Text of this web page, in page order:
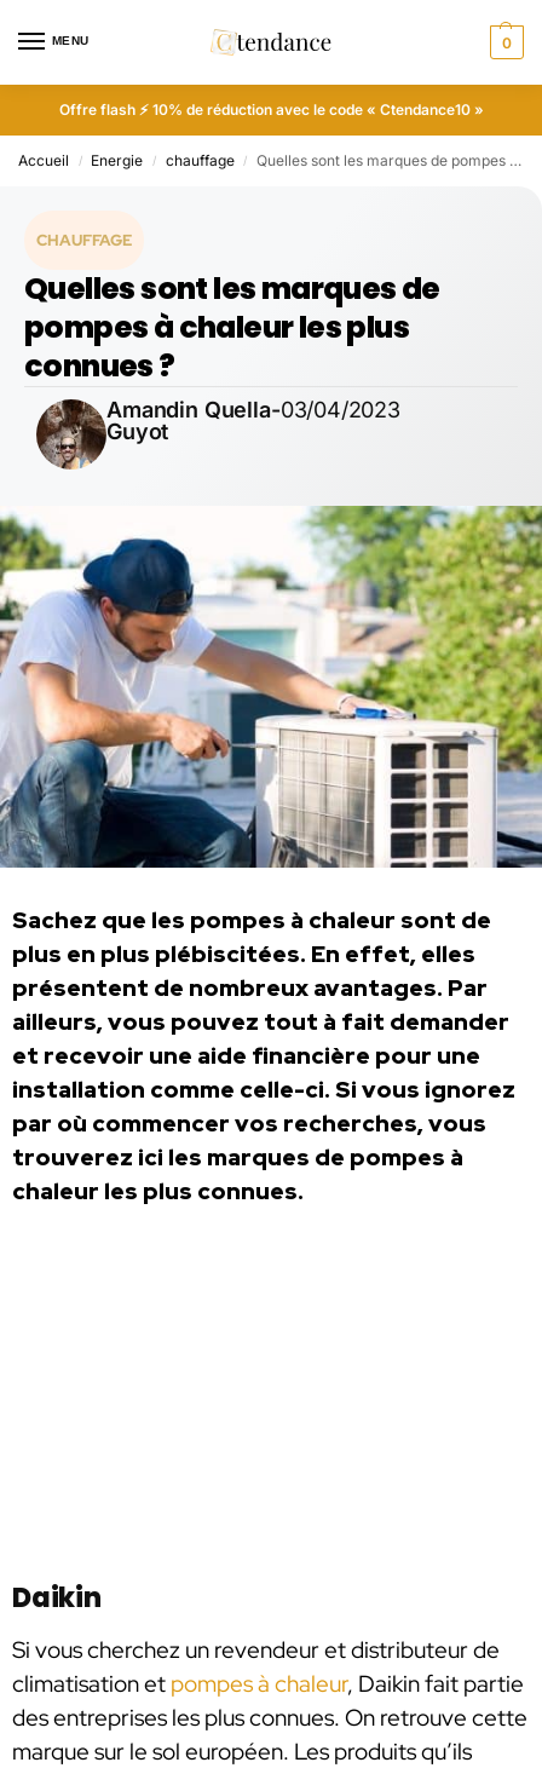
MENU 0
Offre flash ⚡ 10% de réduction avec le code « Ctendance10 »
Accueil / Energie / chauffage / Quelles sont les marques de pompes à chaleur les plus connues ?
CHAUFFAGE
Quelles sont les marques de
pompes à chaleur les plus
connues ?
Amandin Quella-
Guyot
03/04/2023
Sachez que les pompes à chaleur sont de
plus en plus plébiscitées. En effet, elles
présentent de nombreux avantages. Par
ailleurs, vous pouvez tout à fait demander
et recevoir une aide financière pour une
installation comme celle-ci. Si vous ignorez
par où commencer vos recherches, vous
trouverez ici les marques de pompes à
chaleur les plus connues.
Daikin
Si vous cherchez un revendeur et distributeur de
climatisation et pompes à chaleur, Daikin fait partie
des entreprises les plus connues. On retrouve cette
marque sur le sol européen. Les produits qu’ils